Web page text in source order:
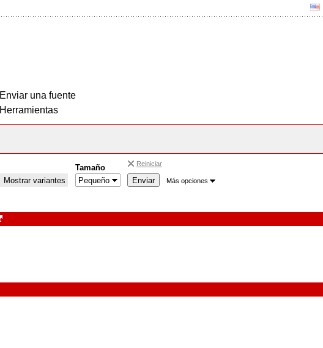
Enviar una fuente
Herramientas
Mostrar variantes
Tamaño Reiniciar
Más opciones